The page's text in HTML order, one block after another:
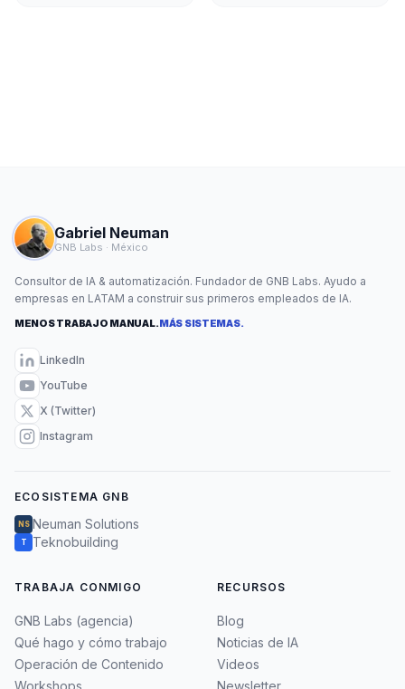
Gabriel Neuman
GNB Labs · México
Consultor de IA & automatización. Fundador de GNB Labs. Ayudo a
empresas en LATAM a construir sus primeros empleados de IA.
MENOS TRABAJO MANUAL.MÁS SISTEMAS.
LinkedIn
YouTube
X (Twitter)
Instagram
ECOSISTEMA GNB
NS Neuman Solutions
T Teknobuilding
TRABAJA CONMIGO
GNB Labs (agencia)
Qué hago y cómo trabajo
Operación de Contenido
Workshops
RECURSOS
Blog
Noticias de IA
Videos
Newsletter